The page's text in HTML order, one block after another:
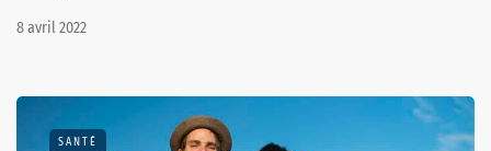
8 avril 2022
SANTÉ